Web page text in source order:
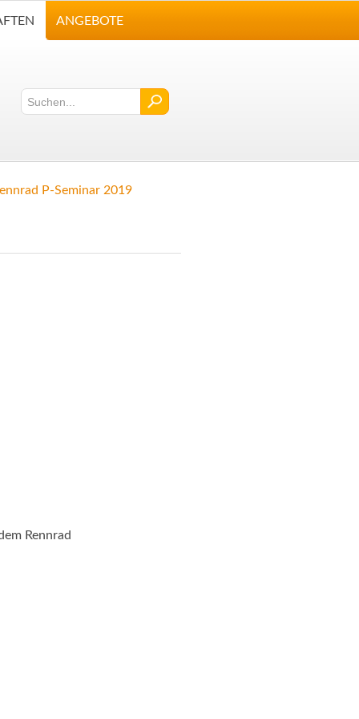
ANGEBOTE
P-Seminar 2019
Rennrad